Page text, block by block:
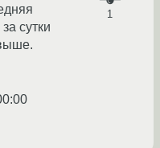
1
сутки